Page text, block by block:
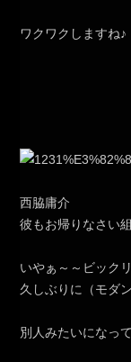
ワクワクしますね♪
西脇庸介
彼もお帰りなさい
いやぁ～～ビック
久しぶりに（モダ
別人みたいになっ